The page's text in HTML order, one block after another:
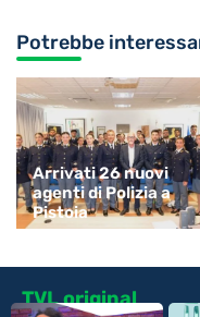
Potrebbe
Arrivati 26 nuovi
agenti di Polizia a
Pistoia
TVL original